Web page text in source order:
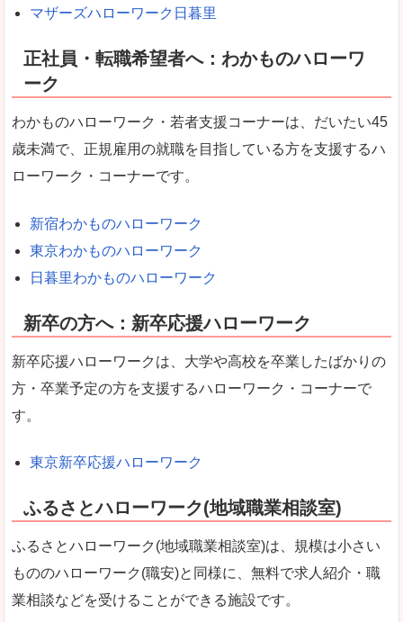
マザーズハローワーク日暮里
正社員・転職希望者へ：わかものハローワ
ーク
わかものハローワーク・若者支援コーナーは、だいたい45
歳未満で、正規雇用の就職を目指している方を支援するハ
ローワーク・コーナーです。
新宿わかものハローワーク
東京わかものハローワーク
日暮里わかものハローワーク
新卒の方へ：新卒応援ハローワーク
新卒応援ハローワークは、大学や高校を卒業したばかりの
方・卒業予定の方を支援するハローワーク・コーナーで
す。
東京新卒応援ハローワーク
ふるさとハローワーク(地域職業相談室)
ふるさとハローワーク(地域職業相談室)は、規模は小さい
もののハローワーク(職安)と同様に、無料で求人紹介・職
業相談などを受けることができる施設です。